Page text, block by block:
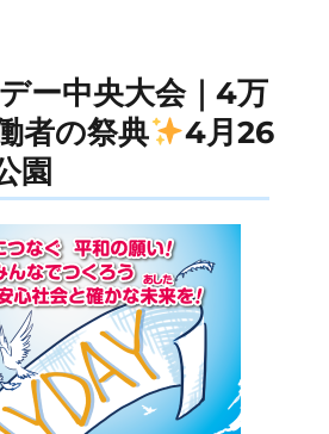
ー中央大会｜4万
者の祭典
4月26
園